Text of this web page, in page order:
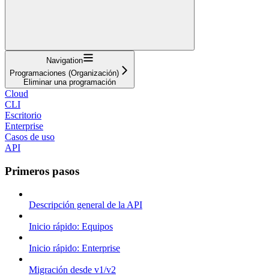
Navigation
Programaciones (Organización)
Eliminar una programación
Cloud
CLI
Escritorio
Enterprise
Casos de uso
API
Primeros pasos
Descripción general de la API
Inicio rápido: Equipos
Inicio rápido: Enterprise
Migración desde v1/v2